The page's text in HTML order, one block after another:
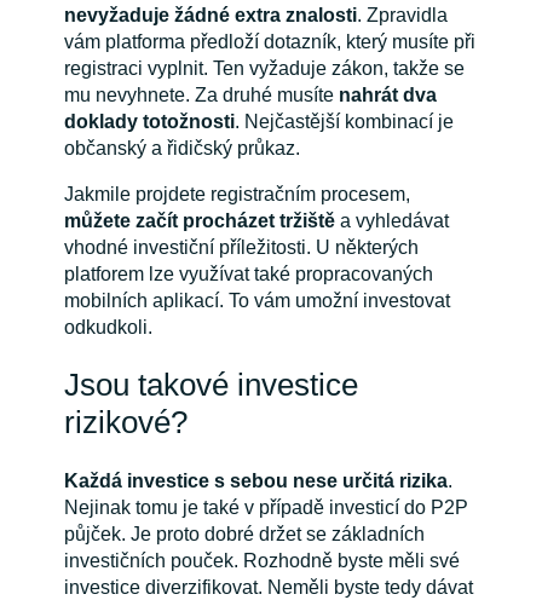
nevyžaduje žádné extra znalosti. Zpravidla
vám platforma předloží dotazník, který musíte při
registraci vyplnit. Ten vyžaduje zákon, takže se
mu nevyhnete. Za druhé musíte nahrát dva
doklady totožnosti. Nejčastější kombinací je
občanský a řidičský průkaz.
Jakmile projdete registračním procesem,
můžete začít procházet tržištěa vyhledávat
vhodné investiční příležitosti. U některých
platforem lze využívat také propracovaných
mobilních aplikací. To vám umožní investovat
odkudkoli.
Jsou takové investice
rizikové?
Každá investice s sebou nese určitá rizika.
Nejinak tomu je také v případě investicí do P2P
půjček. Je proto dobré držet se základních
investičních pouček. Rozhodně byste měli své
investice diverzifikovat. Neměli byste tedy dávat